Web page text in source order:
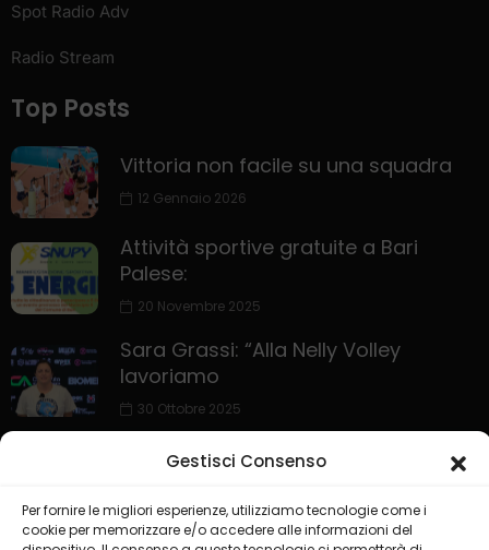
Gestisci Consenso
Per fornire le migliori esperienze, utilizziamo tecnologie come i
cookie per memorizzare e/o accedere alle informazioni del
Spot Radio Adv
Radio Stream
Top Posts
Vittoria non facile su una squadra
12 Gennaio 2026
Attività sportive gratuite a Bari
Palese:
20 Novembre 2025
Sara Grassi: “Alla Nelly Volley
lavoriamo
30 Ottobre 2025